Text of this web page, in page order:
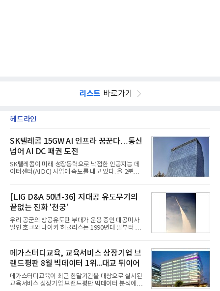
리스트 바로가기
헤드라인
SK텔레콤 15GW AI 인프라 꿈꾼다…통신
넘어 AI DC 패권 도전
SK텔레콤이 미래 성장동력으로 낙점한 인공지능 데
이터센터(AI DC) 사업에 속도를 내고 있다. 올 2분기
는 2035년까지 총 15GW(기가와트) 규모의 AI DC를
구축하겠다는 대형 청사진을 제시하면서다. 이에 따
라 경쟁 구도 역시 이동통신사인 KT, LG유플러스를
넘어 네이버, 삼성SDS 등 IT 인프라 기업으로 확장되
고 있다.7일 SK텔레콤에 따르면 회사는 올해 2분기
연결 기준 매출 4조 3591억원, 영업이익 5660억원을
기록했다. 매출은 전년 동기 대비 0.5%, 영업이익은
따른 기저효과가 실
[LIG D&A 50년-36] 지대공 유도무기의
끝없는 진화 '천궁'
우리 공군의 방공유도탄 부대가 운용 중인 대공미사
일인 호크와 나이키 허큘리스는 1990년대 말부터 성
기존 미사일체계를 대체할 중고도 및 중거리 대공미
사일을 개발하기로 결정했다.처음 KM-SAM 사업으로
불린 이 사업의 명칭은 호크(Iron Hawk, 철매)를 대체
한다는 의미에서 ‘철매Ⅱ’ 로 정해졌다. 철매Ⅱ 개발
사업은 미사일체계 완성 후인 2011년 ‘천궁(天弓)’으
로 다시 장비명이 바뀌었다. 17개 업체와 관련 기관이
참여한 가운데 LIG 넥스원은 탐색 개발에서 체계개발
메가스터디교육, 교육서비스 상장기업 브
랜드평판 8월 빅데이터 1위...대교 뒤이어
메가스터디교육이 최근 한달기간을 대상으로 실시된
교육서비스 상장기업 브랜드평판 빅데이터 분석에서